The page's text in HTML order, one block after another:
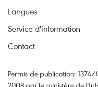
Langues
Service d'information
Contact
Permis de publication: 1374/
2008 par le ministère de